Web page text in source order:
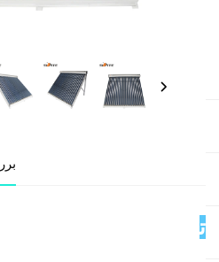
توضیحات محصول